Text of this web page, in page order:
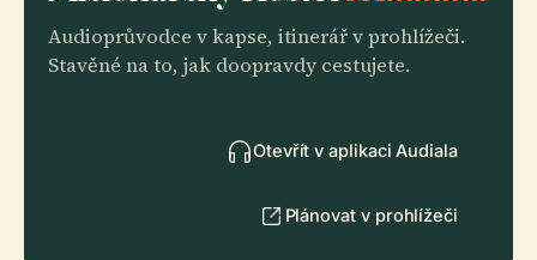
Audioprůvodce v kapse, itinerář v prohlížeči.
Stavěné na to, jak doopravdy cestujete.
Otevřít v aplikaci Audiala
Plánovat v prohlížeči